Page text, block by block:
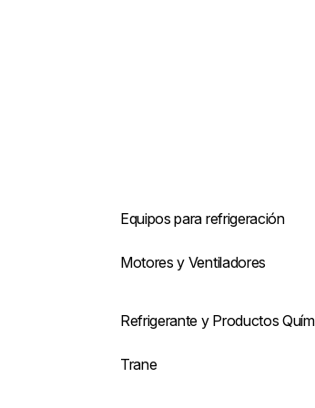
Equipos para refrigeración
Motores y Ventiladores
Refrigerante y Productos
Trane